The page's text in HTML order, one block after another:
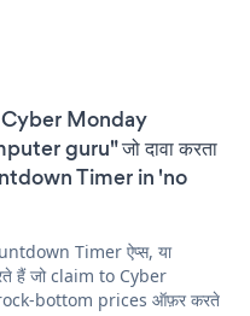
Cyber Monday
guru" जो दावा करता
Timer in 'no
Timer ऐप्स, या
हैं जो claim to Cyber
bottom prices ऑफ़र करते